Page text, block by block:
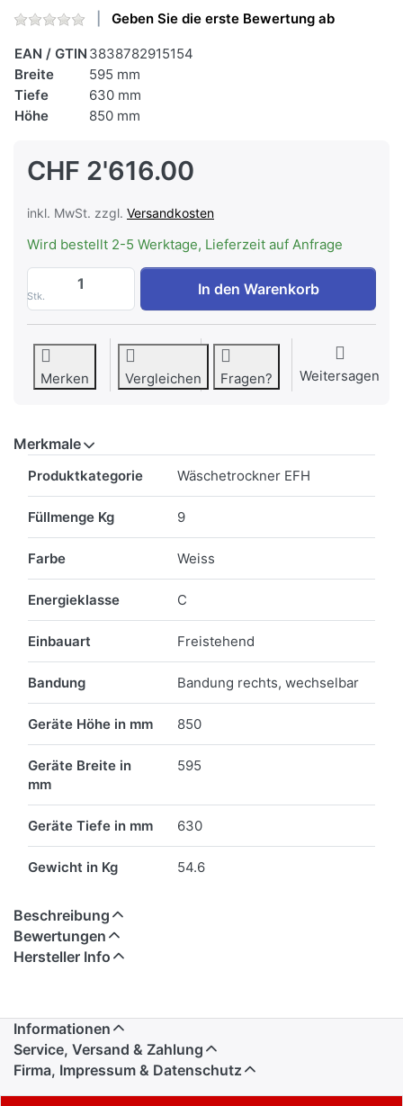
Geben Sie die erste Bewertung ab
EAN / GTIN 3838782915154
Breite
595 mm
Tiefe
630 mm
Höhe
850 mm
CHF 2'616.00
inkl. MwSt. zzgl. Versandkosten
Wird bestellt 2-5 Werktage, Lieferzeit auf Anfrage
Stk.
ASKO T309HC W Wäschetrockner
In den Warenkorb
Merken Vergleichen Fragen? Weitersagen
Merkmale
Produktkategorie Wäschetrockner EFH
Füllmenge Kg 9
Farbe Weiss
Energieklasse C
Einbauart Freistehend
Bandung Bandung rechts, wechselbar
Geräte Höhe in mm 850
Geräte Breite in
mm
595
Geräte Tiefe in mm 630
Gewicht in Kg 54.6
Beschreibung
Bewertungen
Hersteller Info
Informationen
Service, Versand & Zahlung
Firma, Impressum & Datenschutz